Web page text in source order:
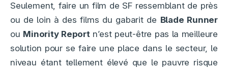
Seulement, faire un film de SF ressemblant de près
ou de loin à des films du gabarit de Blade Runner
ou Minority Reportn’est peut-être pas la meilleure
solution pour se faire une place dans le secteur, le
niveau étant tellement élevé que le pauvre risque